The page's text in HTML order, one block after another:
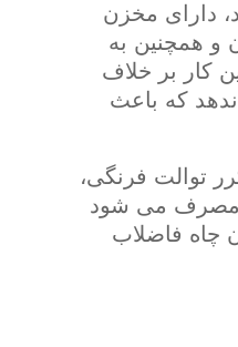
دارای مخزن
و همچنین به
کار بر خلاف
که باعث
توالت فرنگی،
مصرف می شود
چاه فاضلاب